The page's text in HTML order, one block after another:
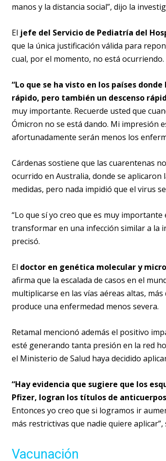
manos y la distancia social”, dijo la
El jefe del Servicio de Pediatría del
que la única justificación válida para
cual, por el momento, no está ocurriendo.
“Lo que se ha visto en los países
rápido, pero también un descenso
muy importante. Recuerde usted que
Ómicron no se está dando. Mi impresión
afortunadamente serán menos los
Cárdenas sostiene que las cuarentenas
ocurrido en Australia, donde se
medidas, pero nada impidió que el virus
“Lo que sí yo creo que es muy
transformar en una infección similar a la
precisó.
El doctor en genética molecular y
afirma que la escalada de casos en el
multiplicarse en las vías aéreas altas,
produce una enfermedad menos severa.
Retamal mencionó además el positivo
esté generando tanta presión en la red
el Ministerio de Salud haya decidido
“Hay evidencia que sugiere que los
Pfizer, logran los títulos de
Entonces yo creo que si logramos ir
más restrictivas que nadie quiere
Vacunación